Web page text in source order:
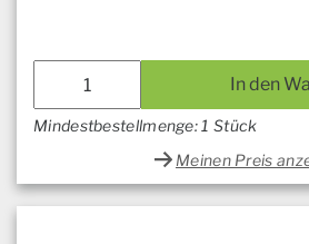
In den
Mindestbestellmenge: 1 Stück
Meinen Preis